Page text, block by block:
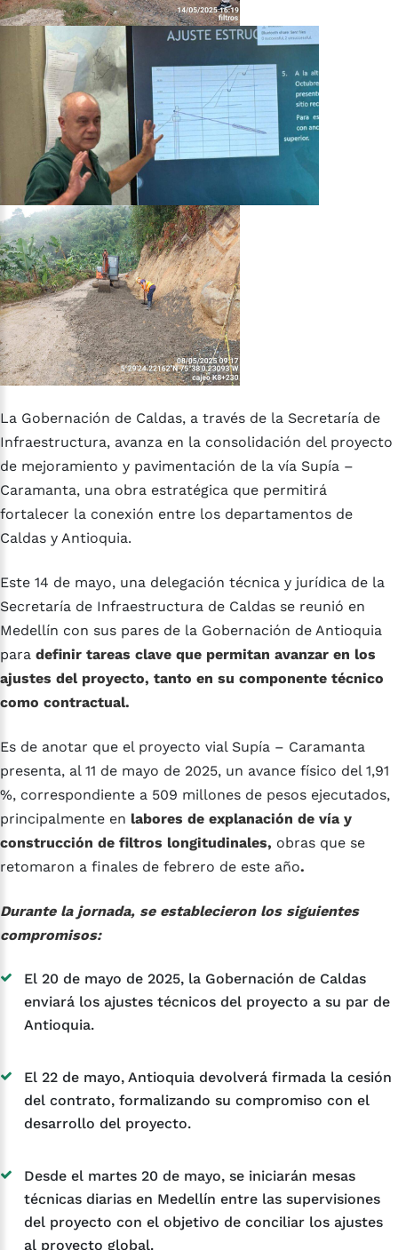
La Gobernación de Caldas, a través de la Secretaría de
Infraestructura, avanza en la consolidación del proyecto
de mejoramiento y pavimentación de la vía Supía –
Caramanta, una obra estratégica que permitirá
fortalecer la conexión entre los departamentos de
Caldas y Antioquia.
Este 14 de mayo, una delegación técnica y jurídica de la
Secretaría de Infraestructura de Caldas se reunió en
Medellín con sus pares de la Gobernación de Antioquia
para definir tareas clave que permitan avanzar en los
ajustes del proyecto, tanto en su componente técnico
como contractual.
Es de anotar que el proyecto vial Supía – Caramanta
presenta, al 11 de mayo de 2025, un avance físico del 1,91
%, correspondiente a 509 millones de pesos ejecutados,
principalmente en labores de explanación de vía y
construcción de filtros longitudinales, obras que se
retomaron a finales de febrero de este año.
Durante la jornada, se establecieron los siguientes
compromisos:
El 20 de mayo de 2025, la Gobernación de Caldas
enviará los ajustes técnicos del proyecto a su par de
Antioquia.
El 22 de mayo, Antioquia devolverá firmada la cesión
del contrato, formalizando su compromiso con el
desarrollo del proyecto.
Desde el martes 20 de mayo, se iniciarán mesas
técnicas diarias en Medellín entre las supervisiones
del proyecto con el objetivo de conciliar los ajustes
al proyecto global.